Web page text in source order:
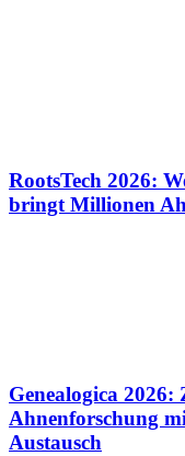
RootsTech 2026:
bringt Millionen
Genealogica 2026:
Ahnenforschung
Austausch